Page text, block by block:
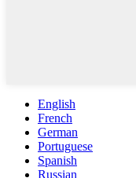
English
French
German
Portuguese
Spanish
Russian